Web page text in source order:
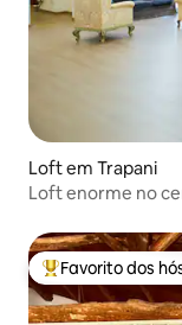
Loft em Trapani
Loft enorme no
Favoritos dos
Favorito dos